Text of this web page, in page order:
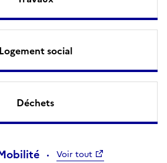
Logement social
Déchets
Voir tout